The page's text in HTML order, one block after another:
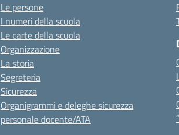
Le persone
I numeri della scuola
Le carte della scuola
Organizzazione
La storia
Segreteria
Sicurezza
Organigrammi e deleghe sicurezza
personale docente/ATA